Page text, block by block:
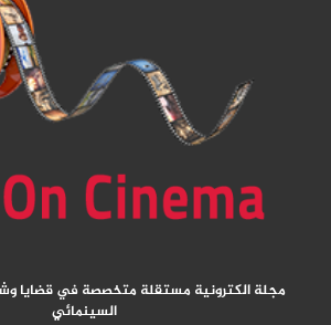
مجلة الكترونية مستقلة متخصصة في قضايا
السينمائي